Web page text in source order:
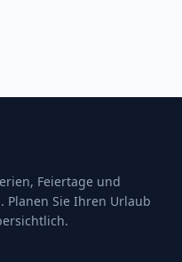
Feiertage und
Planen Sie Ihren Urlaub